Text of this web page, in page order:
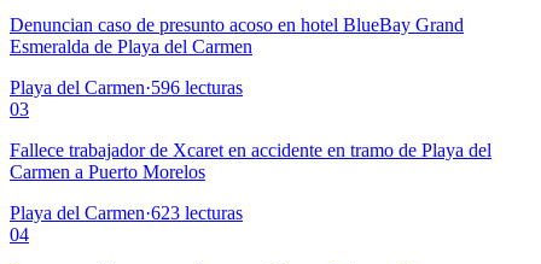
Denuncian caso de presunto acoso en hotel BlueBay Grand
Esmeralda de Playa del Carmen
Playa del Carmen·596 lecturas
03
Fallece trabajador de Xcaret en accidente en tramo de Playa del
Carmen a Puerto Morelos
Playa del Carmen·623 lecturas
04